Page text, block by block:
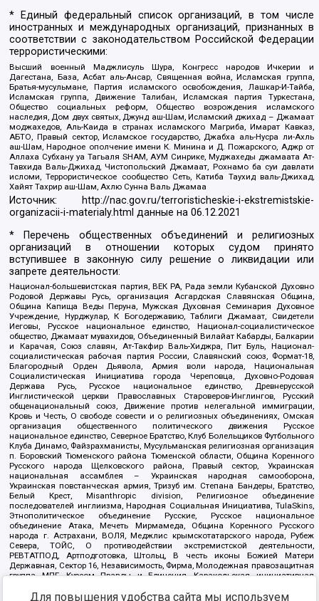
* Единый федеральный список организаций, в том числе
иностранных и международных организаций, признанных в
соответствии с законодательством Российской Федерации
террористическими:
Высший военный Маджлисуль Шура, Конгресс народов Ичкерии и
Дагестана, База, Асбат аль-Ансар, Священная война, Исламская группа,
Братья-мусульмане, Партия исламского освобождения, Лашкар-И-Тайба,
Исламская группа, Движение Талибан, Исламская партия Туркестана,
Общество социальных реформ, Общество возрождения исламского
наследия, Дом двух святых, Джунд аш-Шам, Исламский джихад – Джамаат
моджахедов, Аль-Каида в странах исламского Магриба, Имарат Кавказ,
АБТО, Правый сектор, Исламское государство, Джабха аль-Нусра ли-Ахль
аш-Шам, Народное ополчение имени К. Минина и Д. Пожарского, Аджр от
Аллаха Субхану уа Тагьаля SHAM, АУМ Синрике, Муджахеды джамаата Ат-
Тавхида Валь-Джихад, Чистопольский Джамаат, Рохнамо ба суи давлати
исломи, Террористическое сообщество Сеть, Катиба Таухид валь-Джихад,
Хайят Тахрир аш-Шам, Ахлю Сунна Валь Джамаа
Источник:
http://nac.gov.ru/terroristicheskie-i-ekstremistskie-
organizacii-i-materialy.html данные на06.12.2021
* Перечень общественных объединений и религиозных
организаций в отношении которых судом принято
вступившее в законную силу решение о ликвидации или
запрете деятельности:
Национал-большевистская партия, ВЕК РА, Рада земли Кубанской Духовно
Родовой Державы Русь, организация Асгардская Славянская Община,
Община Капища Веды Перуна, Мужская Духовная Семинария Духовное
Учреждение, Нурджулар, К Богодержавию, Таблиги Джамаат, Свидетели
Иеговы, Русское национальное единство, Национал-социалистическое
общество, Джамаат мувахидов, Объединенный Вилайат Кабарды, Балкарии
и Карачая, Союз славян, Ат-Такфир Валь-Хиджра, Пит Буль, Национал-
социалистическая рабочая партия России, Славянский союз, Формат-18,
Благородный Орден Дьявола, Армия воли народа, Национальная
Социалистическая Инициатива города Череповца, Духовно-Родовая
Держава Русь, Русское национальное единство, Древнерусской
Инглистической церкви Православных Староверов-Инглингов, Русский
общенациональный союз, Движение против нелегальной иммиграции,
Кровь и Честь, О свободе совести и о религиозных объединениях, Омская
организация общественного политического движения Русское
национальное единство, Северное Братство, Клуб Болельщиков Футбольного
Клуба Динамо, Файзрахманисты, Мусульманская религиозная организация
п. Боровский Тюменского района Тюменской области, Община Коренного
Русского народа Щелковского района, Правый сектор, Украинская
национальная ассамблея – Украинская народная самооборона,
Украинская повстанческая армия, Тризуб им. Степана Бандеры, Братство,
Белый Крест, Misanthropic division, Религиозное объединение
последователей инглиизма, Народная Социальная Инициатива, TulaSkins,
Этнополитическое объединение Русские, Русское национальное
объединение Атака, Мечеть Мирмамеда, Община Коренного Русского
народа г. Астрахани, ВОЛЯ, Меджлис крымскотатарского народа, Рубеж
Севера, ТОЙС, О противодействии экстремистской деятельности,
РЕВТАТПОД, Артподготовка, Штольц, В честь иконы Божией Матери
Державная, Сектор 16, Независимость, Фирма, Молодежная правозащитная
группа МПГ, Курсом Правды и Единения, Каракольская инициативная
Благотворительный пансионат Ак Умут, Русская республика Русь,
Для повышения удобства сайта мы используем